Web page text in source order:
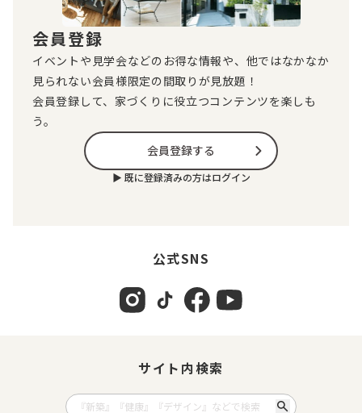
会員登録
イベントや見学会などのお得な情報や、他ではなかなか
見られない会員様限定の間取りが見放題！
会員登録して、家づくりに役立つコンテンツを楽しも
う。
会員登録する
▶︎ 既に登録済みの方はログイン
公式SNS
サイト内検索